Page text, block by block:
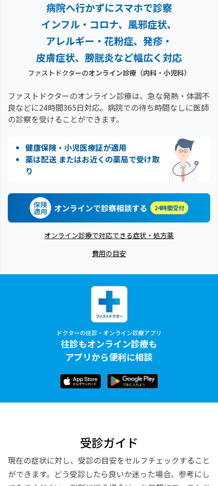
病院へ行かずにスマホで診察
インフル・コロナ、風邪症状、
アレルギー・花粉症、 発疹・
皮膚症状、膀胱炎など幅広く対応
ファストドクターのオンライン診療（内科・小児科）
ファストドクターのオンライン診療は、急な発熱・体調不
良などに24時間365日対応。 病院での待ち時間なしに医師
の診察を受けることができます。
健康保険・小児医療証が適用
薬は配送 またはお近くの薬局で受け取
り
保険
適用 オンラインで診察相談する 24時間受付
オンライン診療で対応できる症状・処方薬
費用の目安
ドクターの往診・オンライン診療アプリ
往診もオンライン診療も
アプリから便利に相談
受診ガイド
現在の症状に対し、受診の目安をセルフチェックすること
ができます。どう受診したら良いか迷った場合、参考にし